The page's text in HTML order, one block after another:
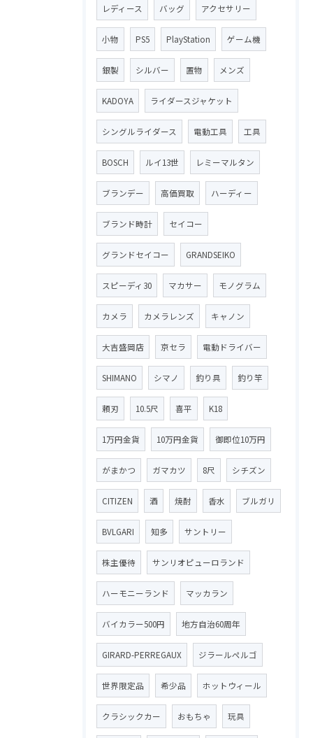
レディース バッグ アクセサリー
小物 PS5 PlayStation ゲーム機
銀製 シルバー 置物 メンズ
KADOYA ライダースジャケット
シングルライダース 電動工具 工具
BOSCH ルイ13世 レミーマルタン
ブランデー 高価買取 ハーディー
ブランド時計 セイコー
グランドセイコー GRANDSEIKO
スピーディ30 マカサー モノグラム
カメラ カメラレンズ キャノン
大吉盛岡店 京セラ 電動ドライバー
SHIMANO シマノ 釣り具 釣り竿
頼刃 10.5尺 喜平 K18
1万円金貨 10万円金貨 御即位10万円
がまかつ ガマカツ 8尺 シチズン
CITIZEN 酒 焼酎 香水 ブルガリ
BVLGARI 知多 サントリー
株主優待 サンリオピューロランド
ハーモニーランド マッカラン
バイカラー500円 地方自治60周年
GIRARD-PERREGAUX ジラールペルゴ
世界限定品 希少品 ホットウィール
クラシックカー おもちゃ 玩具